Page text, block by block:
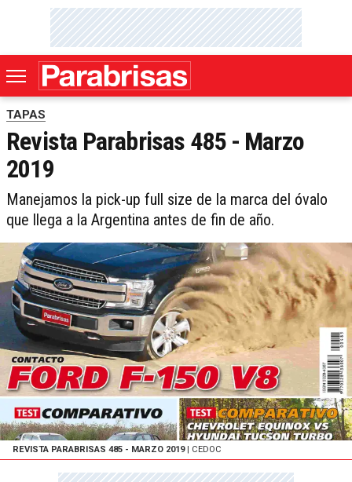
TAPAS
Revista Parabrisas 485 - Marzo
2019
Manejamos la pick-up full size de la marca del óvalo
que llega a la Argentina antes de fin de año.
REVISTA PARABRISAS 485 - MARZO 2019| CEDOC